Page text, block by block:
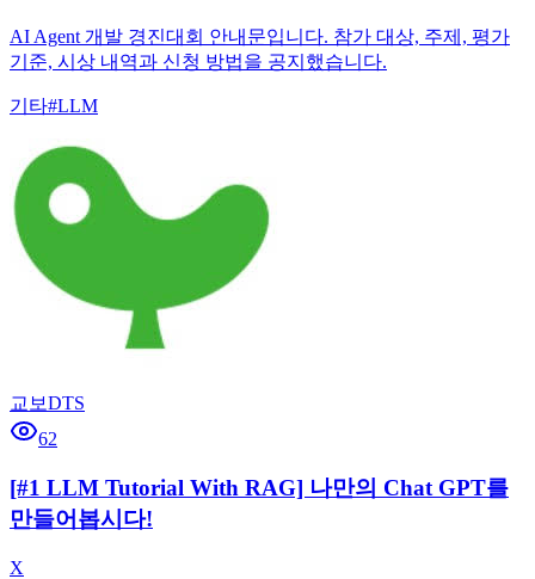
AI Agent 개발 경진대회 안내문입니다. 참가 대상, 주제, 평가
기준, 시상 내역과 신청 방법을 공지했습니다.
기타#LLM
교보DTS
62
[#1 LLM Tutorial With RAG] 나만의 Chat GPT를
만들어봅시다!
X